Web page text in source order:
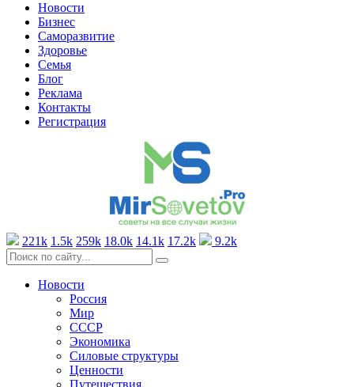
Новости
Бизнес
Саморазвитие
Здоровье
Семья
Блог
Реклама
Контакты
Регистрация
221k 1.5k 259k 18.0k 14.1k 17.2k 9.2k
Новости
Россия
Мир
СССР
Экономика
Силовые структуры
Ценности
Путешествия